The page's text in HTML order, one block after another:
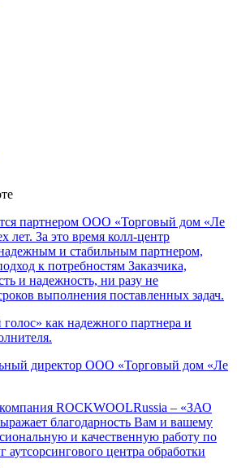
партнером ООО «Торговый дом «Ле
лет. За это время колл-центр
и стабильным партнером,
к потребностям Заказчика,
и надежность, ни разу не
выполнения поставленных задач.
как надежного партнера и
директор ООО «Торговый дом «Ле
ROCKWOOLRussia – «ЗАО
благодарность Вам и вашему
и качественную работу по
аутсорсингового центра обработки